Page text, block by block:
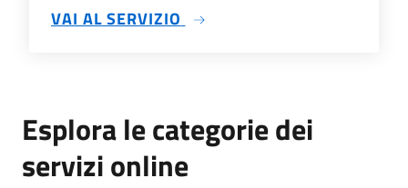
VAI AL SERVIZIO SU TRASPARENZA
Esplora le categorie dei
servizi online